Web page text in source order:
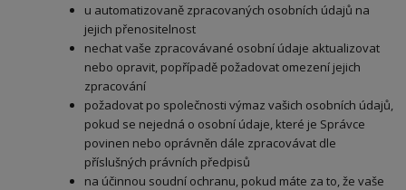
u automatizovaně zpracovaných osobních údajů na
jejich přenositelnost
nechat vaše zpracovávané osobní údaje aktualizovat
nebo opravit, popřípadě požadovat omezení jejich
zpracování
požadovat po společnosti výmaz vašich osobních údajů,
pokud se nejedná o osobní údaje, které je Správce
povinen nebo oprávněn dále zpracovávat dle
příslušných právních předpisů
na účinnou soudní ochranu, pokud máte za to, že vaše